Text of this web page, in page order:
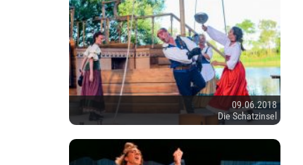
09.06.2018
Die Schatzinsel